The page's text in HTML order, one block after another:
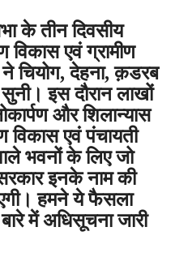
के तीन दिवसीय
विकास एवं ग्रामीण
ने चियोग, देहना, क़डरब
इस दौरान लाखों
और शिलान्यास
विकास एवं पंचायती
भवनों के लिए जो
सरकार इनके नाम की
हमने ये फैसला
में अधिसूचना जारी